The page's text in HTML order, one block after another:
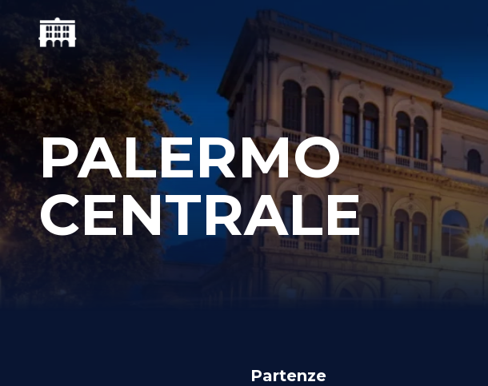
PALERMO
CENTRALE
Partenze